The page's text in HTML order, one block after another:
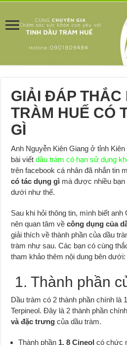
GIẢI ĐÁP THẮC
TRÀM HUẾ CÓ
GÌ
Anh Nguyễn Kiên Giang ở tỉnh
bài viếtdầu tràm có hạn sử dụng
trên facebook cá nhân đã nhắn tin
có tác dụng gì mà được nhiều bạn
dưới như thế.
Sau khi hỏi thông tin, mình biết anh
nên quan tâm vềcông dụng của
giải thích về thành phần của dầu
tràm như sau. Các bạn có cùng
tham khảo thêm nội dung bên dưới:
1. Thành phần
Dầu tràm có 2 thành phần chính là
Terpineol. Đây là 2 thành phần
và đặc trưng của dầu tràm.
Thành phần 1, 8 Cineolcó chức